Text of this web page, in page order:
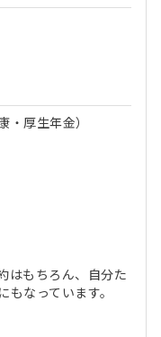
・厚生年金）
はもちろん、自分た
もなっています。